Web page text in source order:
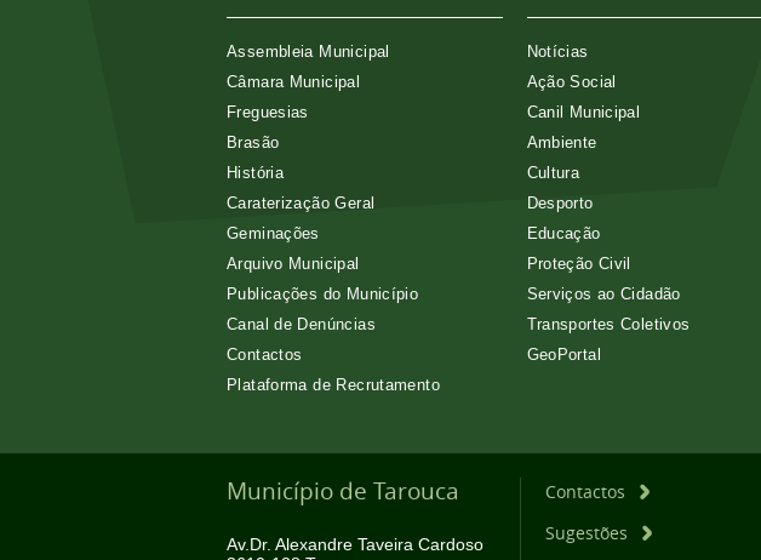
Assembleia Municipal
Câmara Municipal
Freguesias
Brasão
História
Caraterização Geral
Geminações
Arquivo Municipal
Publicações do Município
Canal de Denúncias
Contactos
Plataforma de Recrutamento
Notícias
Ação Social
Canil Municipal
Ambiente
Cultura
Desporto
Educação
Proteção Civil
Serviços ao Cidadão
Transportes Coletivos
GeoPortal
Município de Tarouca
Av.Dr. Alexandre Taveira Cardoso
Contactos
Sugestões